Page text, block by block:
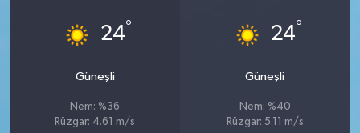
24°
Güneşli
Nem: %36
Rüzgar: 4.61 m/s
24°
Güneşli
Nem: %40
Rüzgar: 5.11 m/s